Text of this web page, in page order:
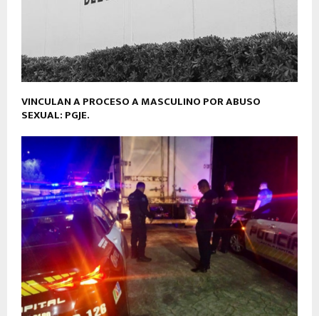
VINCULAN A PROCESO A MASCULINO POR ABUSO
SEXUAL: PGJE.